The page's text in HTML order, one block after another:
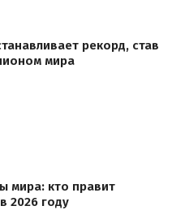
рекорд, став
мира
мира: кто правит
2026 году